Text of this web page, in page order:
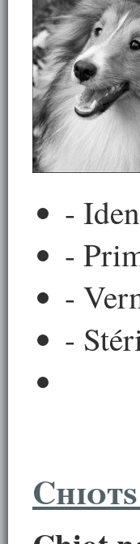
-
-
-
-
Chiots